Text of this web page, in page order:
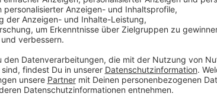
auf eine baldige Lösung für die in der Koalition
notfalls die Parteichefs von Union und SPD
am Ende eine Lösung gefunden wird, falls nötig,
sagte der Parlamentarische Geschäftsführer der